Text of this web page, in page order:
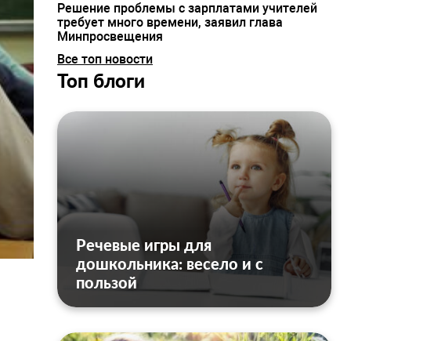
Решение проблемы с зарплатами учителей
требует много времени, заявил глава
Минпросвещения
Все топ новости
Топ блоги
Речевые игры для
дошкольника: весело и с
пользой